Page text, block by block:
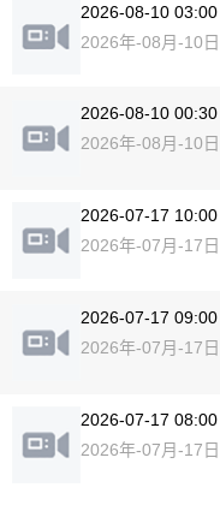
2026-08-10
2026年-08月-10日
2026-08-10
2026年-08月-10日
2026-07-17
2026年-07月-17日
2026-07-17
2026年-07月-17日
2026-07-17
2026年-07月-17日